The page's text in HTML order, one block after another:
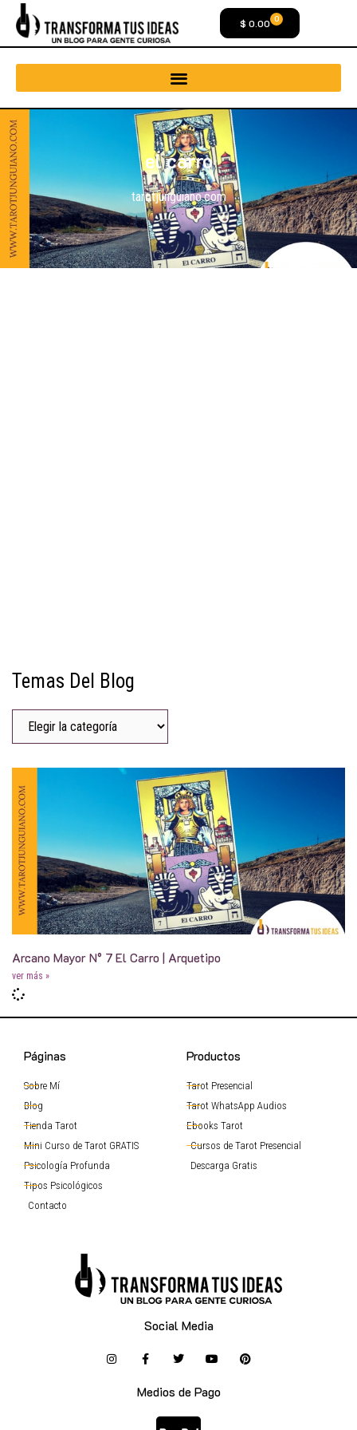
$ 0.00 0
el carro
tarotjunguiano.com
Temas Del Blog
Arcano Mayor N° 7 El Carro | Arquetipo
ver más »
Páginas
Sobre Mí
Blog
Tienda Tarot
Mini Curso de Tarot GRATIS
Psicología Profunda
Tipos Psicológicos
Contacto
Productos
Tarot Presencial
Tarot WhatsApp Audios
Ebooks Tarot
Cursos de Tarot Presencial
Descarga Gratis
Social Media
Medios de Pago